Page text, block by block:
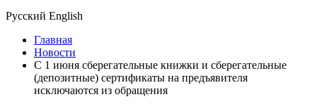
Русский English
Главная
Новости
С 1 июня сберегательные книжки и сберегательные
(депозитные) сертификаты на предъявителя
исключаются из обращения